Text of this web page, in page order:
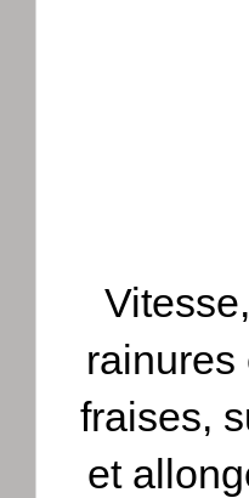
rainures
fraises,
et